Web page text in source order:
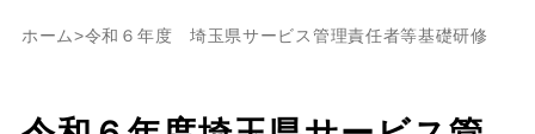
ホーム 令和６年度 埼玉県サービス管理責任者等基礎研修